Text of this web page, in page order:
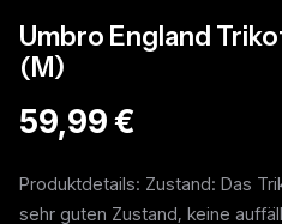
Umbro England
(M)
59,99 €
Produktdetails: Zustand: Das
sehr guten Zustand, keine